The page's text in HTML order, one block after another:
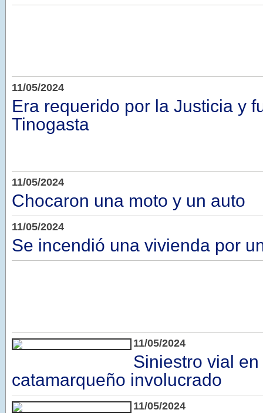
11/05/2024
Era requerido por la Justicia y
Tinogasta
11/05/2024
Chocaron una moto y un auto
11/05/2024
Se incendió una vivienda por
11/05/2024
Siniestro vial
catamarqueño involucrado
11/05/2024